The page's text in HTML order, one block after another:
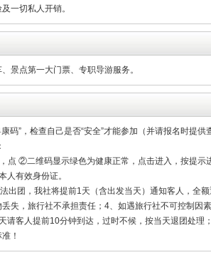
一切私人开销。
景点第一大门票、专职导游服务。
码”，检查自己是否“安全”才能参加（并请报名时提
点 ②二维码显示绿色为健康正常，点击进入，按提示
人有效身份证。
出团，我社将提前1天（含出发当天）通知客人，全
失，旅行社不承担责任；4、如遇旅行社不可控制
请客人提前10分钟到达，过时不候，按当天退团处
！